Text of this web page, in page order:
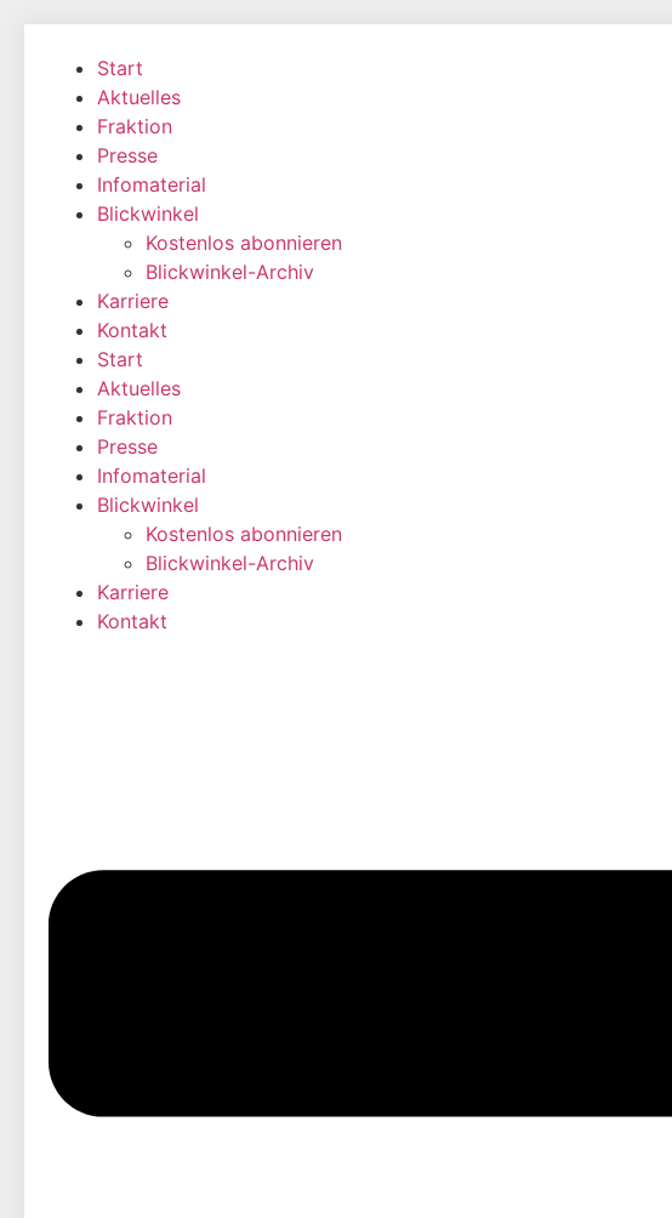
wechseln
Start
Aktuelles
Fraktion
Presse
Infomaterial
Blickwinkel
Kostenlos abonnieren
Blickwinkel-Archiv
Karriere
Kontakt
Start
Aktuelles
Fraktion
Presse
Infomaterial
Blickwinkel
Kostenlos abonnieren
Blickwinkel-Archiv
Karriere
Kontakt